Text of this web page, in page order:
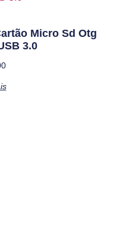
Micro Sd Otg
3.0